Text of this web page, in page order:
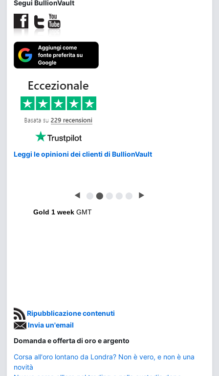
Segui BullionVault
Leggi le opinioni dei clienti di BullionVault
◀ ⬤ ⬤ ⬤ ⬤ ⬤ ▶
Gold 1 week GMT
Ripubblicazione contenuti
Invia un'email
Domanda e offerta di oro e argento
Corsa all'oro lontano da Londra? Non è vero, e non è una
novità